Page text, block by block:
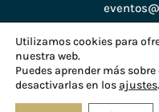
Utilizamos cookies para
nuestra web.
Puedes aprender más
desactivarlas en losajustes.